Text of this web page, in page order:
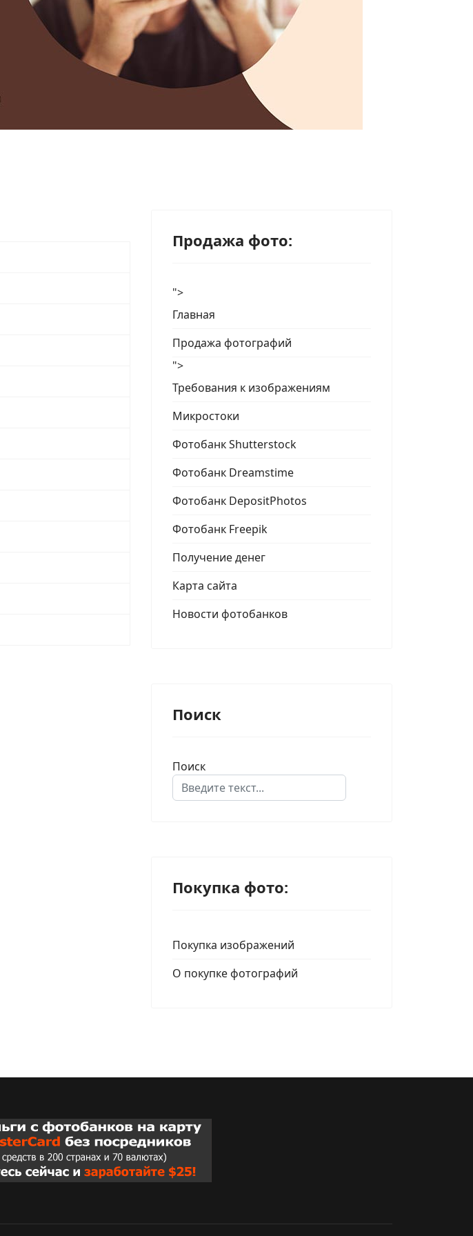
Продажа фото:
">
Главная
Продажа фотографий
">
Требования к изображениям
Микростоки
Фотобанк Shutterstock
Фотобанк Dreamstime
Фотобанк DepositPhotos
Фотобанк Freepik
Получение денег
Карта сайта
Новости фотобанков
Поиск
Поиск
Покупка фото:
Покупка изображений
О покупке фотографий